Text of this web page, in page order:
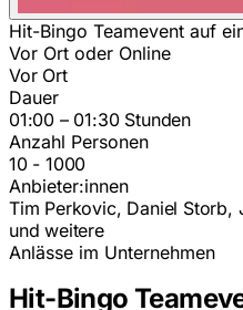
Hit-Bingo Teamevent auf
Vor Ort oder Online
Vor Ort
Dauer
01:00 – 01:30 Stunden
Anzahl Personen
10 - 1000
Anbieter:innen
Tim Perkovic, Daniel Storb,
und weitere
Anlässe im Unternehmen
Hit-Bingo